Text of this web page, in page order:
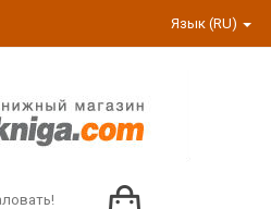
Язык (RU)